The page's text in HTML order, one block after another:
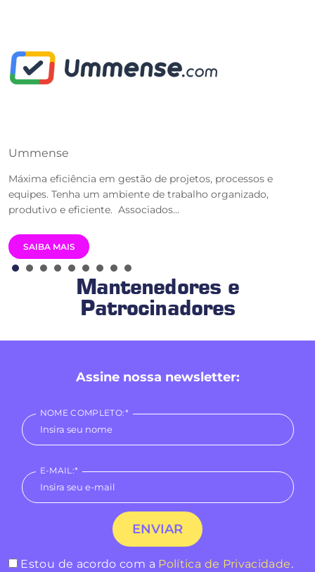
Ummense
Máxima eficiência em gestão de projetos, processos e
equipes. Tenha um ambiente de trabalho organizado,
produtivo e eficiente. Associados...
SAIBA MAIS
Mantenedores e
Patrocinadores
Assine nossa newsletter:
NOME COMPLETO:*
E-MAIL:*
Estou de acordo com a Política de Privacidade.